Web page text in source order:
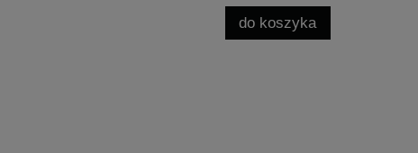
do koszyka